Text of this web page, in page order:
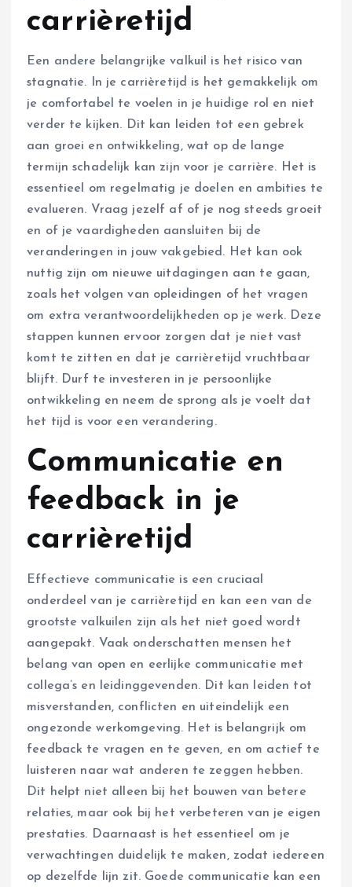
carrièretijd
Een andere belangrijke valkuil is het risico van
stagnatie. In je carrièretijd is het gemakkelijk om
je comfortabel te voelen in je huidige rol en niet
verder te kijken. Dit kan leiden tot een gebrek
aan groei en ontwikkeling, wat op de lange
termijn schadelijk kan zijn voor je carrière. Het is
essentieel om regelmatig je doelen en ambities te
evalueren. Vraag jezelf af of je nog steeds groeit
en of je vaardigheden aansluiten bij de
veranderingen in jouw vakgebied. Het kan ook
nuttig zijn om nieuwe uitdagingen aan te gaan,
zoals het volgen van opleidingen of het vragen
om extra verantwoordelijkheden op je werk. Deze
stappen kunnen ervoor zorgen dat je niet vast
komt te zitten en dat je carrièretijd vruchtbaar
blijft. Durf te investeren in je persoonlijke
ontwikkeling en neem de sprong als je voelt dat
het tijd is voor een verandering.
Communicatie en
feedback in je
carrièretijd
Effectieve communicatie is een cruciaal
onderdeel van je carrièretijd en kan een van de
grootste valkuilen zijn als het niet goed wordt
aangepakt. Vaak onderschatten mensen het
belang van open en eerlijke communicatie met
collega’s en leidinggevenden. Dit kan leiden tot
misverstanden, conflicten en uiteindelijk een
ongezonde werkomgeving. Het is belangrijk om
feedback te vragen en te geven, en om actief te
luisteren naar wat anderen te zeggen hebben.
Dit helpt niet alleen bij het bouwen van betere
relaties, maar ook bij het verbeteren van je eigen
prestaties. Daarnaast is het essentieel om je
verwachtingen duidelijk te maken, zodat iedereen
op dezelfde lijn zit. Goede communicatie kan een